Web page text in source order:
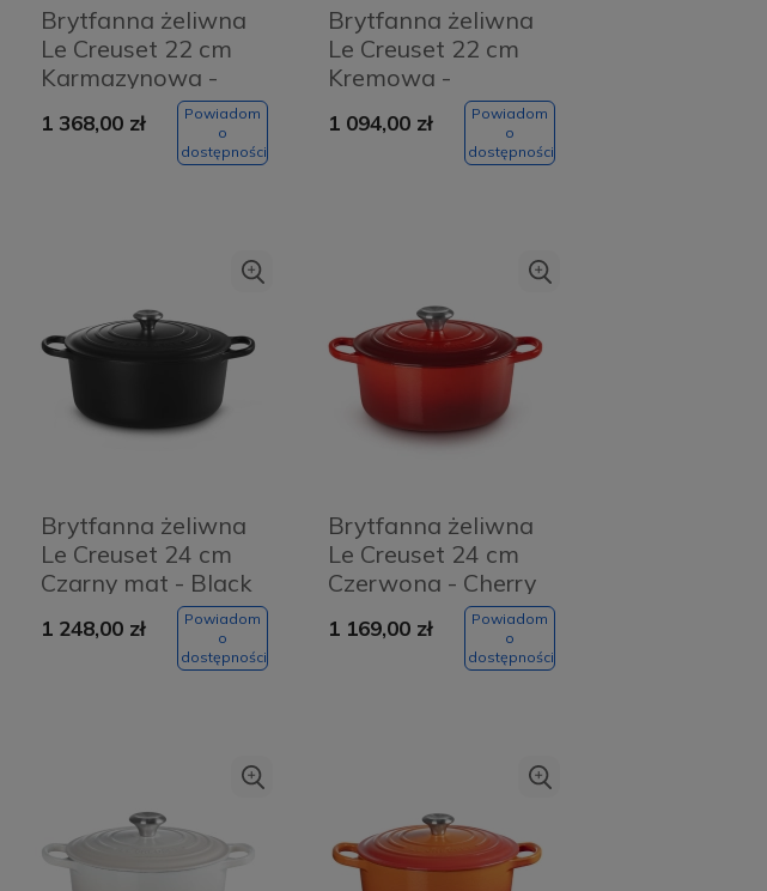
Brytfanna żeliwna
Le Creuset 22 cm
Karmazynowa -
1 368,00 zł
Powiadom
o
dostępności
Brytfanna żeliwna
Le Creuset 22 cm
Kremowa -
Meringue creme
1 094,00 zł
Powiadom
o
dostępności
Brytfanna żeliwna
Le Creuset 24 cm
Czarny mat - Black
1 248,00 zł
Powiadom
o
dostępności
Brytfanna żeliwna
Le Creuset 24 cm
Czerwona - Cherry
1 169,00 zł
Powiadom
o
dostępności